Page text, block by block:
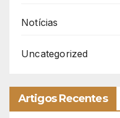
Notícias
Uncategorized
Artigos Recentes